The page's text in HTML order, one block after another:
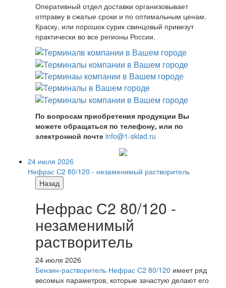
Оперативный отдел доставки организовывает
отправку в сжатые сроки и по оптимальным ценам.
Краску, или порошок сурик свинцовый привезут
практически во все регионы России.
По вопросам приобретения продукции Вы
можете обращаться по телефону, или по
электронной почте info@1-sklad.ru
24 июля 2026
Нефрас С2 80/120 - незаменимый растворитель
Назад
Нефрас С2 80/120 -
незаменимый
растворитель
24 июля 2026
Бензин-растворитель Нефрас С2 80/120 имеет ряд
весомых параметров, которые зачастую делают его